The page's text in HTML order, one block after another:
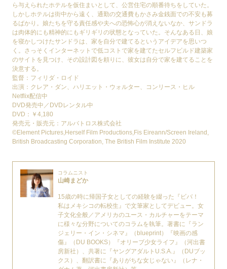
ら与えられたホテルを仮住まいとして、公営住宅の順番待ちをしていた。
しかしホテルは街中から遠く、通勤の交通費もかさみ金銭面での不安も募
るばかり。娘たちを守る責任感や夫への恐怖心が消えないなか、サンドラ
は肉体的にも精神的にもギリギリの状態となっていた。そんなある日、娘
を寝かしつけたサンドラは、家を自分で建てるというアイデアを思いつ
く。さっそくインターネットで低コストで家を建てたセルフビルド建築家
のサイトを見つけ、その設計図を頼りに、彼女は自分で家を建てることを
決意する。
監督：フィリダ・ロイド
出演：クレア・ダン、ハリエット・ウォルター、コンリース・ヒル
Netflix配信中
DVD発売中／DVDレンタル中
DVD：￥4,180
発売元・販売元：アルバトロス株式会社
©Element Pictures,Herself Film Productions,Fis Eireann/Screen Ireland,
British Broadcasting Corporation, The British Film Institute 2020
コラムニスト
山崎まどか
15歳の時に帰国子女としての経験を綴った『ビバ！
私はメキシコの転校生』で文筆家としてデビュー。女
子文化全般／アメリカのユース・カルチャーをテーマ
に様々な分野についてのコラムを執筆。著書に『ラン
ジェリー・イン・シネマ』（blueprint）『映画の感
傷』（DU BOOKS）『オリーブ少女ライフ』（河出書
房新社）、共著に『ヤングアダルトU.S.A.』（DUブッ
クス）、翻訳書に『ありがちな女じゃない』（レナ・